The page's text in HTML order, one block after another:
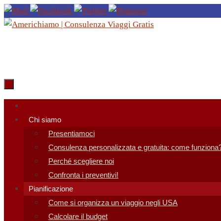
Salta
al
Salta
contenuto
Chi siamo
Presentiamoci
Consulenza personalizzata e gratuita: come
Perché scegliere noi
Confronta i preventivi!
Pianificazione
Come si organizza un viaggio negli USA
Calcolare il budget